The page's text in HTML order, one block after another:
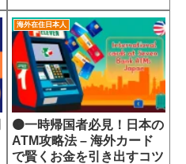
会
海外在住日本人
🟠一時帰国者必見！日本の
ATM攻略法 – 海外カード
で賢くお金を引き出すコツ